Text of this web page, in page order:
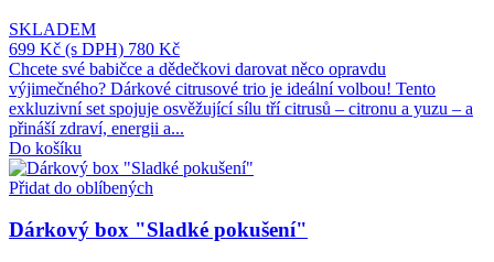
SKLADEM
699 Kč (s DPH) 780 Kč
Chcete své babičce a dědečkovi darovat něco opravdu
výjimečného? Dárkové citrusové trio je ideální volbou! Tento
exkluzivní set spojuje osvěžující sílu tří citrusů – citronu a yuzu – a
přináší zdraví, energii a...
Do košíku
Přidat do oblíbených
Dárkový box "Sladké pokušení"